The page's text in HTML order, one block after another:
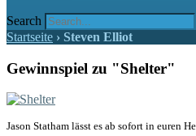
Search
Startseite › Steven Elliot
Gewinnspiel zu "Shelter"
Jason Statham lässt es ab sofort in euren